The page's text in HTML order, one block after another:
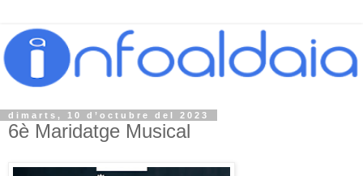
dimarts, 10 d’octubre del 2023
6è Maridatge Musical